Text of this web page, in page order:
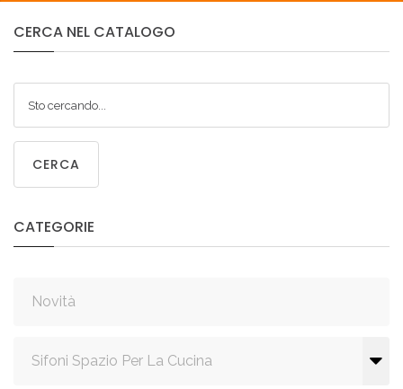
CERCA NEL CATALOGO
CERCA
CATEGORIE
Novità
Sifoni Spazio Per La Cucina